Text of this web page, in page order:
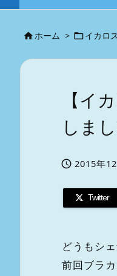
ホーム > イカロ
【イ
しま
 2015年
Twitter
どうもシ
前回ブラ